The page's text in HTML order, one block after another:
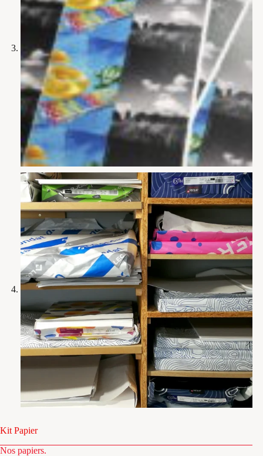
Kit Papier
Nos papiers.